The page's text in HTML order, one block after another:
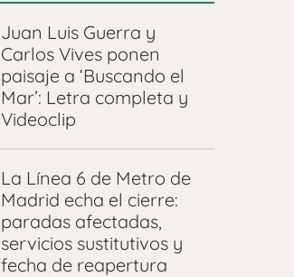
Juan Luis Guerra y
Carlos Vives ponen
paisaje a ‘Buscando el
Mar’: Letra completa y
Videoclip
La Línea 6 de Metro de
Madrid echa el cierre:
paradas afectadas,
servicios sustitutivos y
fecha de reapertura